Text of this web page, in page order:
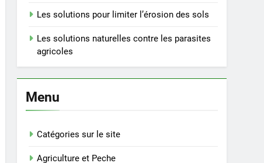
Les solutions pour limiter l’érosion des sols
Les solutions naturelles contre les parasites
agricoles
Menu
Catégories sur le site
Agriculture et Peche